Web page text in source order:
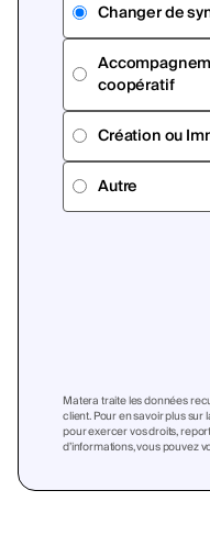
Changer de
coopératif
Création ou
Autre
Matera traite les données
client. Pour en savoir plus
pour exercer vos droits,
d’informations, vous pouvez